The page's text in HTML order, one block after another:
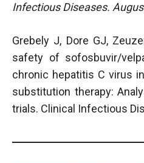
Infectious Diseases.
Grebely J, Dore GJ,
safety of sofosbuvir/
chronic hepatitis C virus
substitution therapy:
trials. Clinical Infectious